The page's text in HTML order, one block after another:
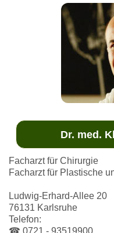
Dr. med.
Facharzt für Chirurgie
Facharzt für Plastische
Ludwig-Erhard-Allee 20
76131 Karlsruhe
Telefon: